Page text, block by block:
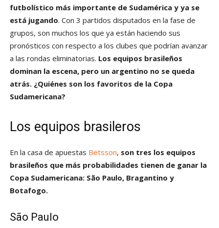
futbolístico más importante de Sudamérica y ya se
está jugando. Con 3 partidos disputados en la fase de
grupos, son muchos los que ya están haciendo sus
pronósticos con respecto a los clubes que podrían avanzar
a las rondas eliminatorias. Los equipos brasileños
dominan la escena, pero un argentino no se queda
atrás. ¿Quiénes son los favoritos de la Copa
Sudamericana?
Los equipos brasileros
En la casa de apuestas Betsson, son tres los equipos
brasileños que más probabilidades tienen de ganar la
Copa Sudamericana: São Paulo, Bragantino y
Botafogo.
São Paulo